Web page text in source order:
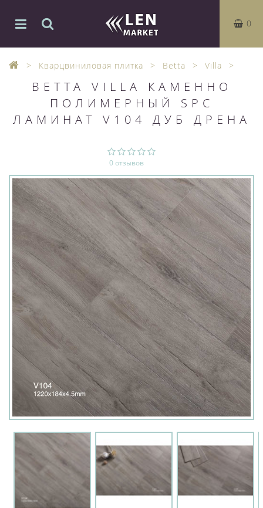
0
Кварцвиниловая плитка Betta Villa
BETTA VILLA КАМЕННО
ПОЛИМЕРНЫЙ SPC
ЛАМИНАТ V104 ДУБ ДРЕНА
0 отзывов